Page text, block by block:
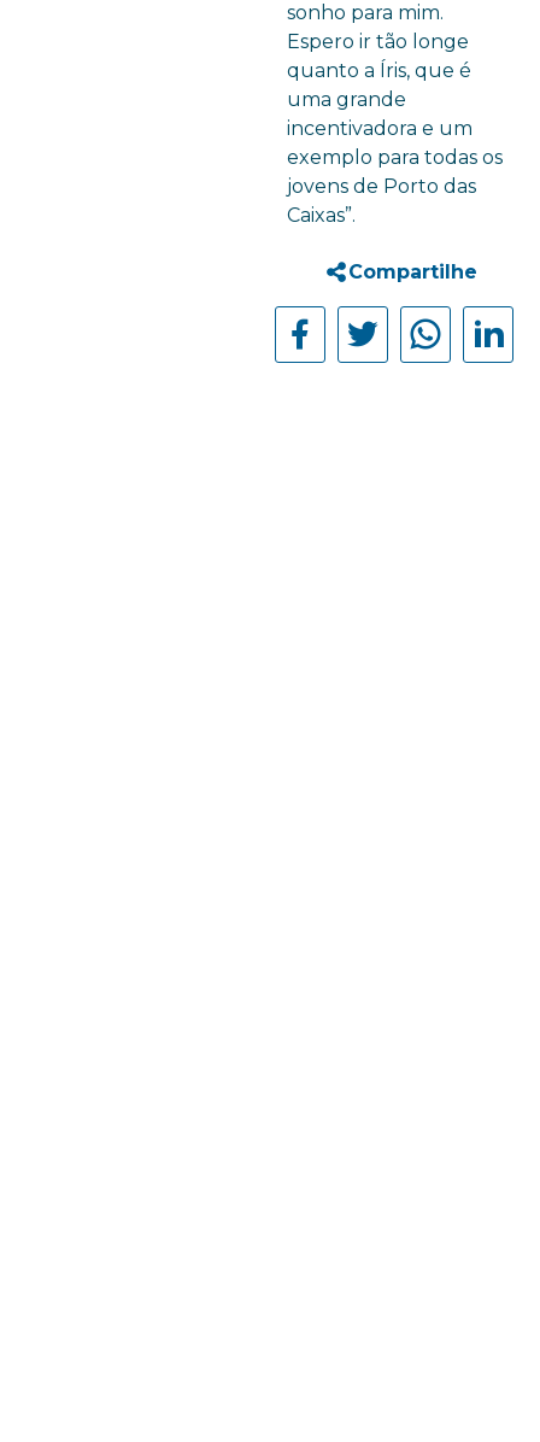
sonho para mim.
Espero ir tão longe
quanto a Íris, que é
uma grande
incentivadora e um
exemplo para todas os
jovens de Porto das
Caixas”.
Compartilhe